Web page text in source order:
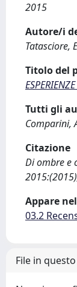
2015
Autore/i
Tatasciore,
Titolo del
Tutti gli
Comparini,
Citazione
Di ombre e
Appare
03.2
File in